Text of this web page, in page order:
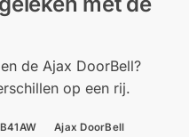
de Ajax DoorBell?
op een rij.
Ajax DoorBell